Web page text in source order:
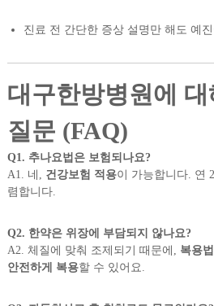
진료 전 간단한 증상 설명만 해도 예
대구한방병원에
질문 (FAQ)
Q1. 추나요법은 보험되나요?
A1. 네, 건강보험 적용이 가능합니다. 연
렴합니다.
Q2. 한약은 위장에 부담되지 않나요?
A2. 체질에 맞춰 조제되기 때문에, 복용
안전하게 복용할 수 있어요.